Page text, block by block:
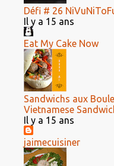
Défi # 26
Il y a 15 ans
Eat My Cake Now
Sandwichs aux
Vietnamese
Il y a 15 ans
jaimecuisiner